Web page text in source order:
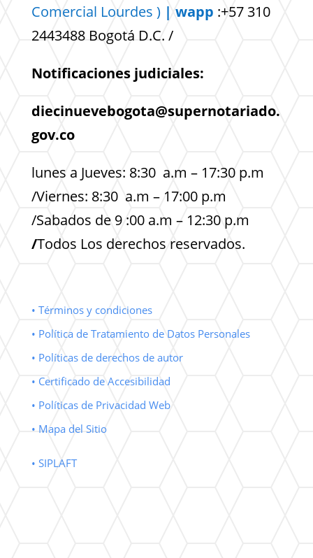
Comercial Lourdes ) | wapp :+57 310
2443488 Bogotá D.C. /
Notificaciones judiciales:
diecinuevebogota@supernotariado.
gov.co
lunes a Jueves: 8:30 a.m – 17:30 p.m
/Viernes: 8:30 a.m – 17:00 p.m
/Sabados de 9 :00 a.m – 12:30 p.m
/Todos Los derechos reservados.
• Términos y condiciones
• Política de Tratamiento de Datos Personales
• Políticas de derechos de autor
• Certificado de Accesibilidad
• Políticas de Privacidad Web
• Mapa del Sitio
• SIPLAFT